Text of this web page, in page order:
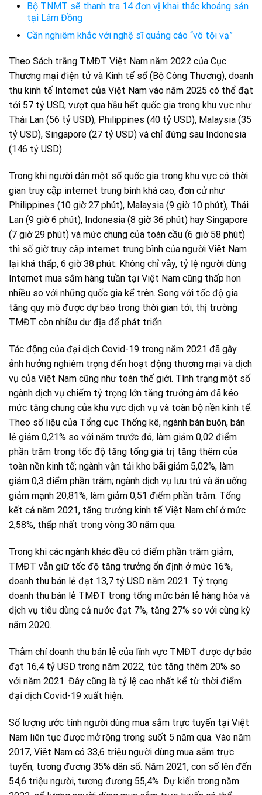
Bộ TNMT sẽ thanh tra 14 đơn vị khai thác khoáng sản
tại Lâm Đồng
Cần nghiêm khắc với nghệ sĩ quảng cáo “vô tội vạ”
Theo Sách trắng TMĐT Việt Nam năm 2022 của Cục
Thương mại điện tử và Kinh tế số (Bộ Công Thương), doanh
thu kinh tế Internet của Việt Nam vào năm 2025 có thể đạt
tới 57 tỷ USD, vượt qua hầu hết quốc gia trong khu vực như
Thái Lan (56 tỷ USD), Philippines (40 tỷ USD), Malaysia (35
tỷ USD), Singapore (27 tỷ USD) và chỉ đứng sau Indonesia
(146 tỷ USD).
Trong khi người dân một số quốc gia trong khu vực có thời
gian truy cập internet trung bình khá cao, đơn cử như
Philippines (10 giờ 27 phút), Malaysia (9 giờ 10 phút), Thái
Lan (9 giờ 6 phút), Indonesia (8 giờ 36 phút) hay Singapore
(7 giờ 29 phút) và mức chung của toàn cầu (6 giờ 58 phút)
thì số giờ truy cập internet trung bình của người Việt Nam
lại khá thấp, 6 giờ 38 phút. Không chỉ vậy, tỷ lệ người dùng
Internet mua sắm hàng tuần tại Việt Nam cũng thấp hơn
nhiều so với những quốc gia kể trên. Song với tốc độ gia
tăng quy mô được dự báo trong thời gian tới, thị trường
TMĐT còn nhiều dư địa để phát triển.
Tác động của đại dịch Covid-19 trong năm 2021 đã gây
ảnh hưởng nghiêm trọng đến hoạt động thương mại và dịch
vụ của Việt Nam cũng như toàn thế giới. Tình trạng một số
ngành dịch vụ chiếm tỷ trọng lớn tăng trưởng âm đã kéo
mức tăng chung của khu vực dịch vụ và toàn bộ nền kinh tế.
Theo số liệu của Tổng cục Thống kê, ngành bán buôn, bán
lẻ giảm 0,21% so với năm trước đó, làm giảm 0,02 điểm
phần trăm trong tốc độ tăng tổng giá trị tăng thêm của
toàn nền kinh tế; ngành vận tải kho bãi giảm 5,02%, làm
giảm 0,3 điểm phần trăm; ngành dịch vụ lưu trú và ăn uống
giảm mạnh 20,81%, làm giảm 0,51 điểm phần trăm. Tổng
kết cả năm 2021, tăng trưởng kinh tế Việt Nam chỉ ở mức
2,58%, thấp nhất trong vòng 30 năm qua.
Trong khi các ngành khác đều có điểm phần trăm giảm,
TMĐT vẫn giữ tốc độ tăng trưởng ổn định ở mức 16%,
doanh thu bán lẻ đạt 13,7 tỷ USD năm 2021. Tỷ trọng
doanh thu bán lẻ TMĐT trong tổng mức bán lẻ hàng hóa và
dịch vụ tiêu dùng cả nước đạt 7%, tăng 27% so với cùng kỳ
năm 2020.
Thậm chí doanh thu bán lẻ của lĩnh vực TMĐT được dự báo
đạt 16,4 tỷ USD trong năm 2022, tức tăng thêm 20% so
với năm 2021. Đây cũng là tỷ lệ cao nhất kể từ thời điểm
đại dịch Covid-19 xuất hiện.
Số lượng ước tính người dùng mua sắm trực tuyến tại Việt
Nam liên tục được mở rộng trong suốt 5 năm qua. Vào năm
2017, Việt Nam có 33,6 triệu người dùng mua sắm trực
tuyến, tương đương 35% dân số. Năm 2021, con số lên đến
54,6 triệu người, tương đương 55,4%. Dự kiến trong năm